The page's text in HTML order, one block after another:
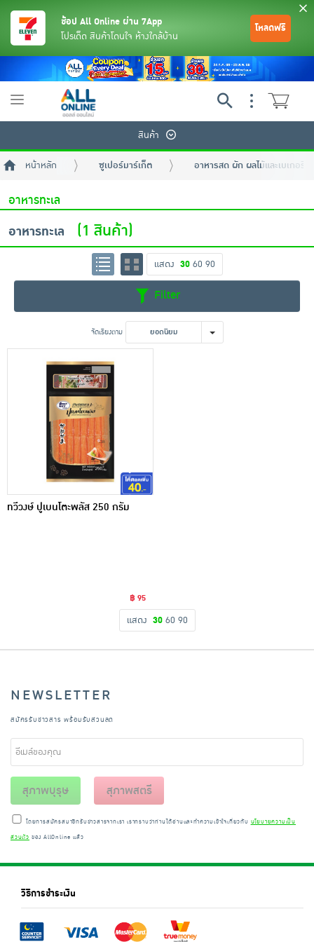
เครื่องปรุงรสและของแห้ง
ขนมขบเคี้ยว และช็อคโกแลต
อาหารสด ผัก ผลไม้และเบเกอรี่
ช้อป All Online ผ่าน 7App
โปรเด็ด สินค้าโดนใจ ห้างใกล้บ้าน
โหลดฟรี
Toggle
สินค้า
หน้าหลัก ซูเปอร์มาร์เก็ต อาหารสด ผัก ผลไม้และเบเกอรี่
อาหารทะเล
อาหารทะเล (1 สินค้า)
แสดง 30 60 90
Filter
จัดเรียงตาม ยอดนิยม
ทวีวงษ์ ปูเบนโตะพลัส 250 กรัม
฿ 95
แสดง 30 60 90
NEWSLETTER
สมัครรับข่าวสาร พร้อมรับส่วนลด
สุภาพบุรุษ สุภาพสตรี
โดยการสมัครสมาชิกรับข่าวสารจากเรา เราทราบว่าท่านได้อ่านและทำความเข้าใจเกี่ยวกับ นโยบายความเป็น
ส่วนตัว ของ AllOnline แล้ว
วิธีการชำระเงิน